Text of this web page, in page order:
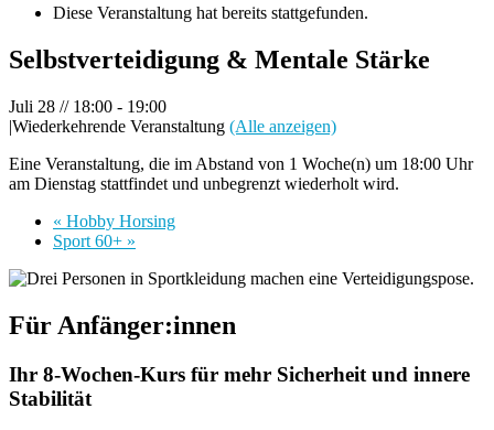
Diese Veranstaltung hat bereits stattgefunden.
Selbstverteidigung & Mentale Stärke
Juli 28 // 18:00 - 19:00
|Wiederkehrende Veranstaltung (Alle anzeigen)
Eine Veranstaltung, die im Abstand von 1 Woche(n) um 18:00 Uhr
am Dienstag stattfindet und unbegrenzt wiederholt wird.
« Hobby Horsing
Sport 60+ »
Für Anfänger:innen
Ihr 8‑Wochen‑Kurs für mehr Sicherheit und innere
Stabilität